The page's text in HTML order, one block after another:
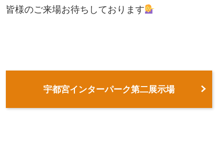
皆様のご来場お待ちしております
宇都宮インターパーク第二展示場